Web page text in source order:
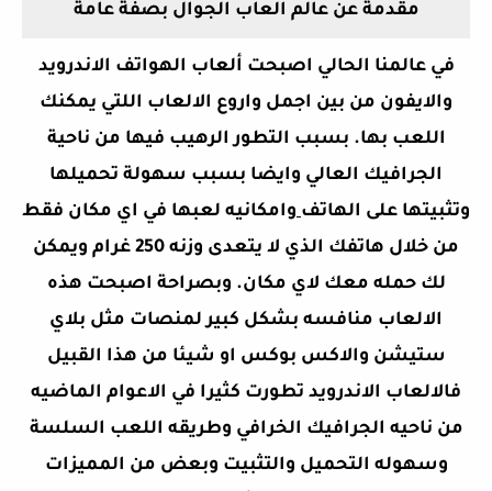
مقدمة عن عالم العاب الجوال بصفة عامة
في عالمنا الحالي اصبحت ألعاب الهواتف الاندرويد
والايفون من بين اجمل واروع الالعاب اللتي يمكنك
اللعب بها. بسبب التطور الرهيب فيها من ناحية
الجرافيك العالي وايضا بسبب سهولة تحميلها
وتثبيتها على الهاتف وامكانيه لعبها في اي مكان فقط
من خلال هاتفك الذي لا يتعدى وزنه 250 غرام ويمكن
لك حمله معك لاي مكان. وبصراحة اصبحت هذه
الالعاب منافسه بشكل كبير لمنصات مثل بلاي
ستيشن والاكس بوكس او شيئا من هذا القبيل
فالالعاب الاندرويد تطورت كثيرا في الاعوام الماضيه
من ناحيه الجرافيك الخرافي وطريقه اللعب السلسة
وسهوله التحميل والتثبيت وبعض من المميزات